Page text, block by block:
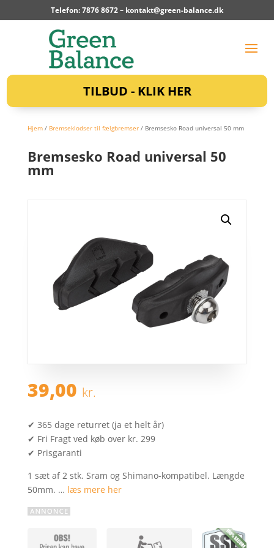
Telefon: 7876 8672 – kontakt@green-balance.dk
TILBUD - KLIK HER
Hjem/ Bremseklodser til fælgbremser/ Bremsesko Road universal 50 mm
Bremsesko Road universal 50
mm
39,00 kr.
✔ 365 dage returret (ja et helt år)
✔ Fri Fragt ved køb over kr. 299
✔ Prisgaranti
1 sæt af 2 stk. Sram og Shimano-kompatibel. Længde
50mm. … læs mere her